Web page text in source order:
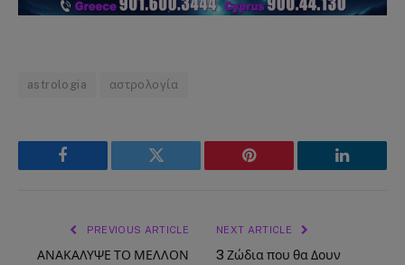
astrologia αστρολογία
Facebook Twitter Pinterest LinkedIn
PREVIOUS ARTICLE
ΑΝΑΚΑΛΥΨΕ ΤΟ ΜΕΛΛΟΝ
NEXT ARTICLE
3 Ζώδια που θα Δουν